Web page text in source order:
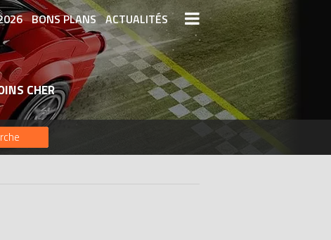
BONS PLANS ACTUALITÉS
LEGO LEGO LES PLUS CHERS
DERNIERS LEGO AJOUTÉS
CHER